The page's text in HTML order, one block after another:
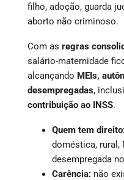
filho, adoção, guarda
aborto não criminoso.
Com as regras
salário-maternidade
alcançando MEIs,
desempregadas,
contribuição ao INSS.
Quem tem
doméstica, rural,
desempregada
Carência: não